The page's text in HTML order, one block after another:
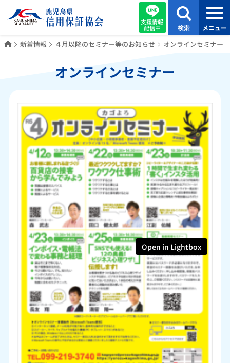
支援情報
配信中 検索 メニュー
ホーム
新着情報 ４月以降のセミナー等のお知らせ オンラインセミナー
オンラインセミナー
Open in Lightbox